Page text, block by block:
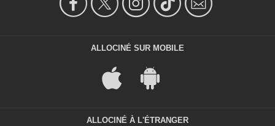
ALLOCINÉ SUR MOBILE
ALLOCINÉ À L'ÉTRANGER